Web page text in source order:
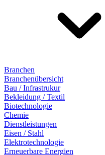
Branchen
Branchenübersicht
Bau / Infrastrukur
Bekleidung / Textil
Biotechnologie
Chemie
Dienstleistungen
Eisen / Stahl
Elektrotechnologie
Erneuerbare Energien